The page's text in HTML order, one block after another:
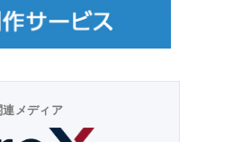
連メディア